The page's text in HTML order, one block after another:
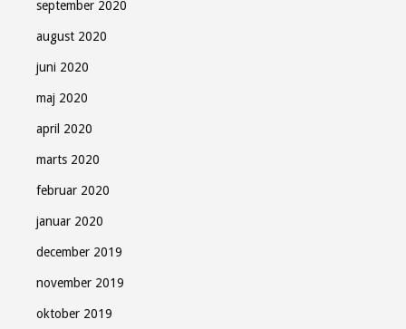
september 2020
august 2020
juni 2020
maj 2020
april 2020
marts 2020
februar 2020
januar 2020
december 2019
november 2019
oktober 2019